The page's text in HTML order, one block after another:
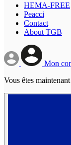
HEMA-FREE
Peacci
Contact
About TGB
Mon
Vous êtes